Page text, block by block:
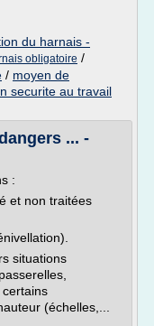
du harnais -
obligatoire /
/ moyen de
securite au travail
... -
:
et non traitées
situations
(échelles,...